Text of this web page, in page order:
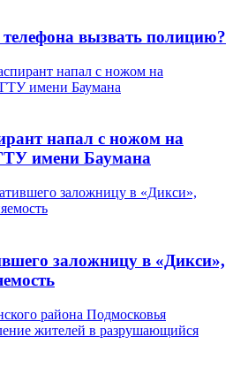
вызвать полицию?
напал с ножом на
имени Баумана
заложницу в «Дикси»,